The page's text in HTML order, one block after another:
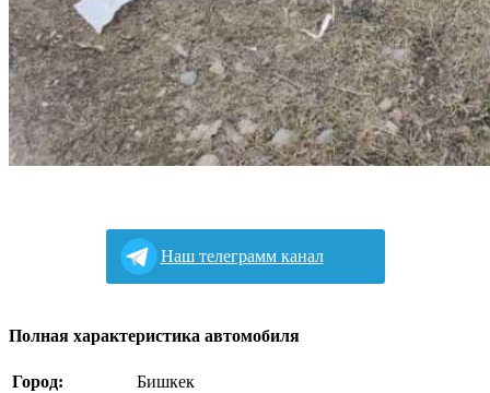
Наш телеграмм канал
Полная характеристика автомобиля
Город:
Бишкек